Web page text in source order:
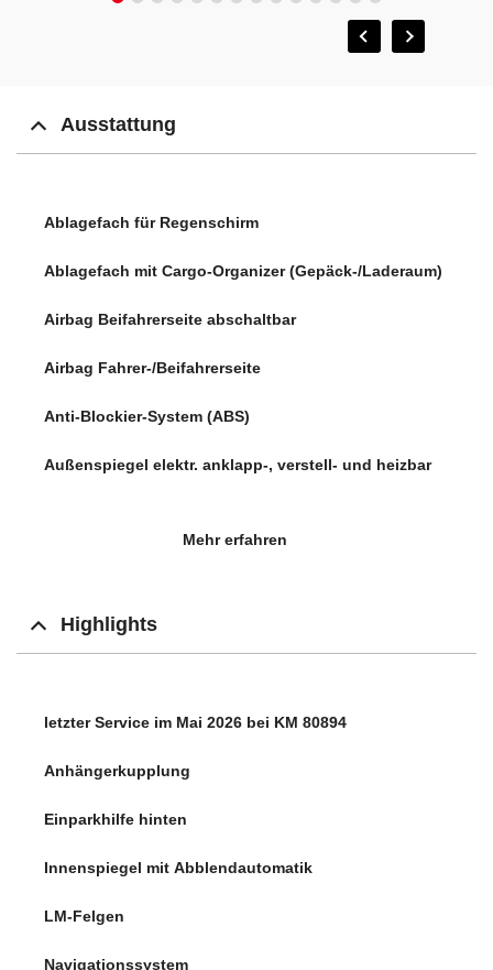
Ausstattung
Ablagefach für Regenschirm
Ablagefach mit Cargo-Organizer (Gepäck-/Laderaum)
Airbag Beifahrerseite abschaltbar
Airbag Fahrer-/Beifahrerseite
Anti-Blockier-System (ABS)
Außenspiegel elektr. anklapp-, verstell- und heizbar
Freisprechanlage Telefon mit Bluetooth
Mehr erfahren
Highlights
letzter Service im Mai 2026 bei KM 80894
Anhängerkupplung
Einparkhilfe hinten
Innenspiegel mit Abblendautomatik
LM-Felgen
Navigationssystem